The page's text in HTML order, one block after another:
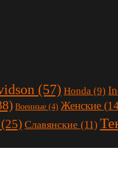
(57) Honda (9)
Военные (4) Женские
(25) Славянские (11)